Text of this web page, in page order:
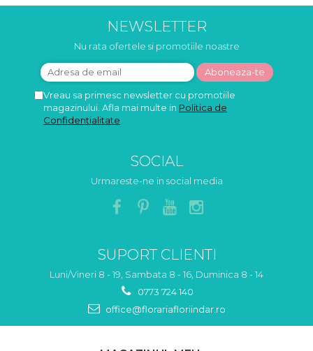
NEWSLETTER
Nu rata ofertele si promotiile noastre
Vreau sa primesc newsletter cu promotiile
magazinului. Afla mai multe in Politica de
Confidentialitate
SOCIAL
Urmareste-ne in social media
SUPORT CLIENTI
Luni/Vineri 8 - 19, Sambata 8 - 16, Duminica 8 - 14
0773 724 140
office@florariafloriindar.ro